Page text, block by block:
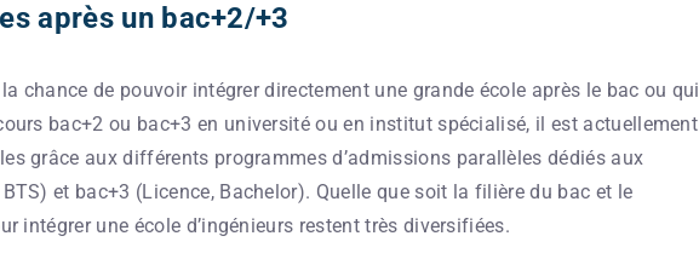
après un bac+2/+3
chance de pouvoir intégrer directement une grande école après le bac ou qui
bac+2 ou bac+3 en université ou en institut spécialisé, il est actuellement
grâce aux différents programmes d’admissions parallèles dédiés aux
et bac+3 (Licence, Bachelor). Quelle que soit la filière du bac et le
intégrer une école d’ingénieurs restent très diversifiées.